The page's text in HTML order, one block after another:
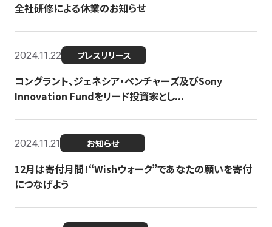
全社研修による休業のお知らせ
2024.11.22 プレスリリース
コングラント、ジェネシア・ベンチャーズ及びSony
Innovation Fundをリード投資家とし...
2024.11.21 お知らせ
12月は寄付月間！“Wishウォーク”であなたの願いを寄付
につなげよう